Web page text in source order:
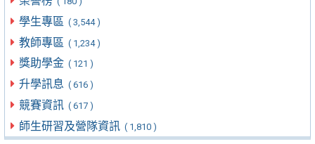
學生專區 ( 3,544 )
教師專區 ( 1,234 )
獎助學金 ( 121 )
升學訊息 ( 616 )
競賽資訊 ( 617 )
師生研習及營隊資訊 ( 1,810 )